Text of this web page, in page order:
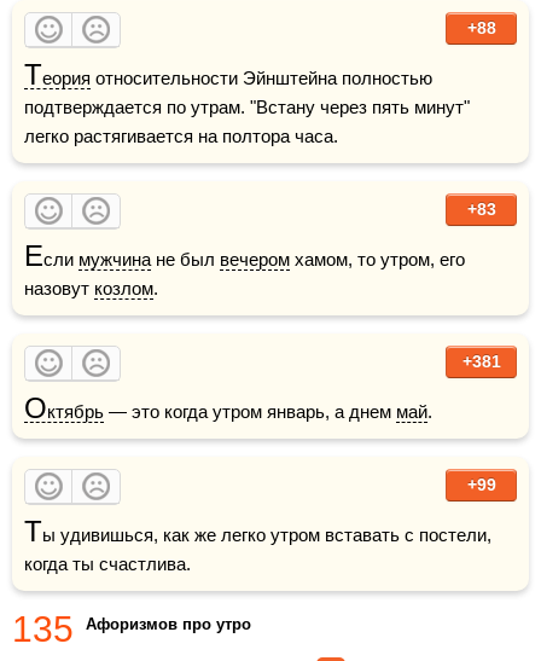
+88
Теория относительности Эйнштейна полностью
подтверждается по утрам. "Встану через пять минут"
легко растягивается на полтора часа.
+83
Если мужчина не был вечером хамом, то утром, его
назовут козлом.
+381
Октябрь — это когда утром январь, а днем май.
+99
Ты удивишься, как же легко утром вставать с постели,
когда ты счастлива.
135 Афоризмов про утро